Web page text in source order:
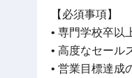
【必須事項】
• 専門学校卒以
• 高度なセール
• 営業目標達成